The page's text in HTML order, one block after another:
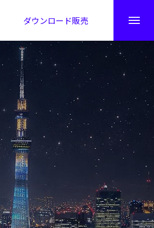
ダウンロード販売
秘伝公開！吉凶カレンダー